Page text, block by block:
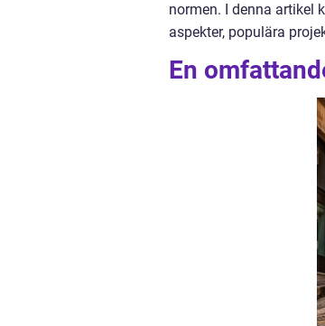
normen. I denna artikel
aspekter, populära
En